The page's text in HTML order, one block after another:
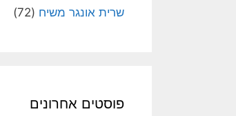
שרית אונגר משיח (72)
פוסטים אחרונים